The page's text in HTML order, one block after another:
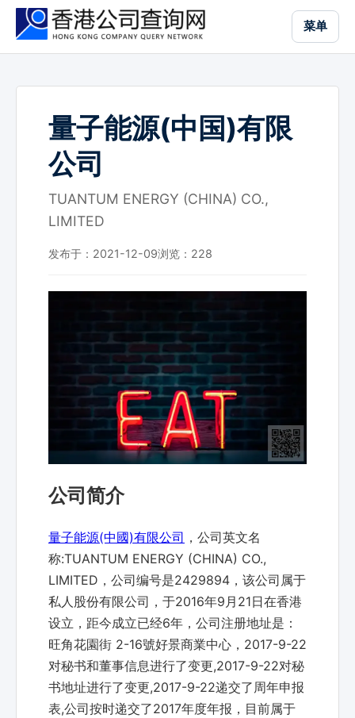
菜单
量子能源(中国)有限
公司
TUANTUM ENERGY (CHINA) CO.,
LIMITED
发布于：2021-12-09浏览： 228
公司简介
量子能源(中國)有限公司 ，公司英文名
称:TUANTUM ENERGY (CHINA) CO.,
LIMITED，公司编号是2429894，该公司属于
私人股份有限公司，于2016年9月21日在香港
设立，距今成立已经6年，公司注册地址是：
旺角花園街 2-16號好景商業中心，2017-9-22
对秘书和董事信息进行了变更,2017-9-22对秘
书地址进行了变更,2017-9-22递交了周年申报
表,公司按时递交了2017年度年报，目前属于